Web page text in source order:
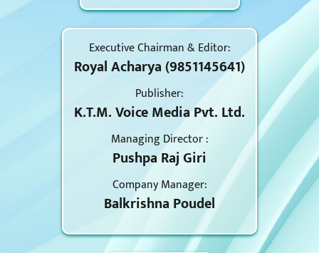
Executive Chairman & Editor:
Royal Acharya (9851145641)
Publisher:
K.T.M. Voice Media Pvt. Ltd.
Managing Director :
Pushpa Raj Giri
Company Manager:
Balkrishna Poudel